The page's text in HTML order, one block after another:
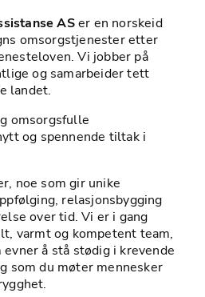
AS er en norskeid
omsorgstjenester etter
Vi jobber på
og samarbeider tett
landet.
omsorgsfulle
og spennende tiltak i
noe som gir unike
relasjonsbygging
over tid. Vi er i gang
varmt og kompetent team,
å stå stødig i krevende
som du møter mennesker